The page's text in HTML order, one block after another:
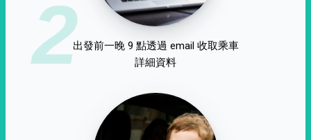
2出發前一晚 9 點透過 email 收取乘車
詳細資料